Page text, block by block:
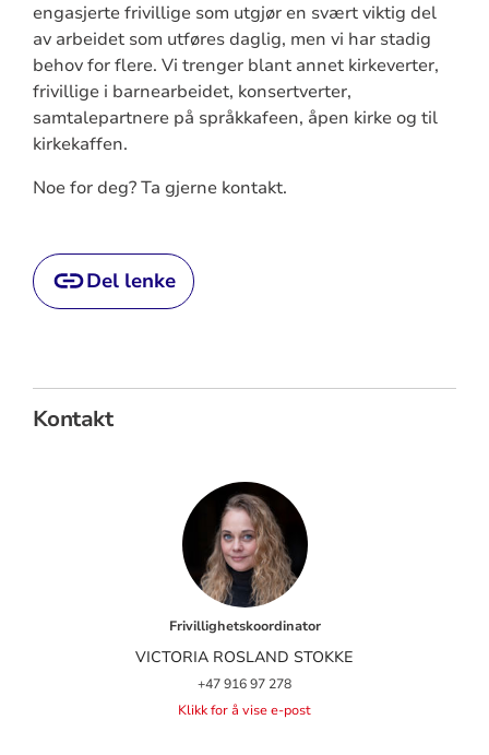
engasjerte frivillige som utgjør en svært viktig del
av arbeidet som utføres daglig, men vi har stadig
behov for flere. Vi trenger blant annet kirkeverter,
frivillige i barnearbeidet, konsertverter,
samtalepartnere på språkkafeen, åpen kirke og til
kirkekaffen.
Noe for deg? Ta gjerne kontakt.
Del lenke
Kontakt
Frivillighetskoordinator
VICTORIA ROSLAND STOKKE
+47 916 97 278
Klikk for å vise e-post